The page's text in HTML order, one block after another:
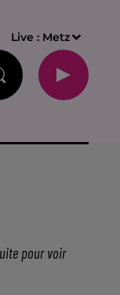
Live : Metz
pour voir